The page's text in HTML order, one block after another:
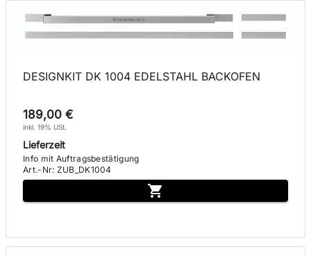
DESIGNKIT DK 1004 EDELSTAHL BACKOFEN
189,00 €
inkl. 19% USt.
Lieferzeit
Info mit Auftragsbestätigung
Art.-Nr: ZUB_DK1004